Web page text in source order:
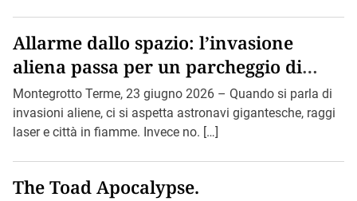
Allarme dallo spazio: l’invasione
aliena passa per un parcheggio di
Montegrotto.
Montegrotto Terme, 23 giugno 2026 – Quando si parla di
invasioni aliene, ci si aspetta astronavi gigantesche, raggi
laser e città in fiamme. Invece no. […]
The Toad Apocalypse.